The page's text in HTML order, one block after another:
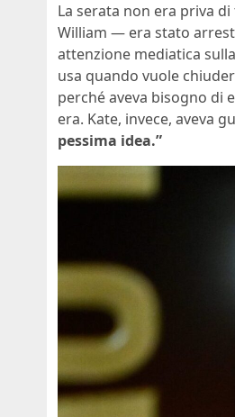
La serata non era priva
William — era stato
attenzione mediatica
usa quando vuole
perché aveva bisogno di
era. Kate, invece, aveva
pessima idea.”